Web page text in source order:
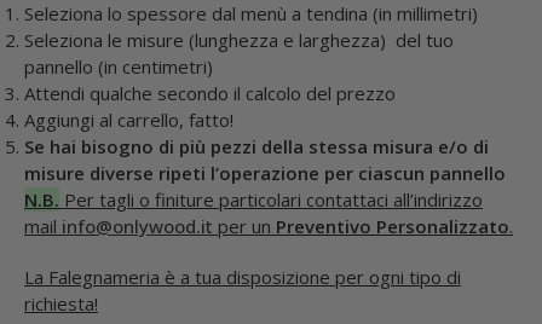
Seleziona lo spessore dal menù a tendina (in millimetri)
Seleziona le misure (lunghezza e larghezza) del tuo
pannello (in centimetri)
Attendi qualche secondo il calcolo del prezzo
Aggiungi al carrello, fatto!
Se hai bisogno di più pezzi della stessa misura e/o di
misure diverse ripeti l’operazione per ciascun pannello
N.B. Per tagli o finiture particolari contattaci all’indirizzo
mail info@onlywood.it per un Preventivo Personalizzato.
La Falegnameria è a tua disposizione per ogni tipo di
richiesta!